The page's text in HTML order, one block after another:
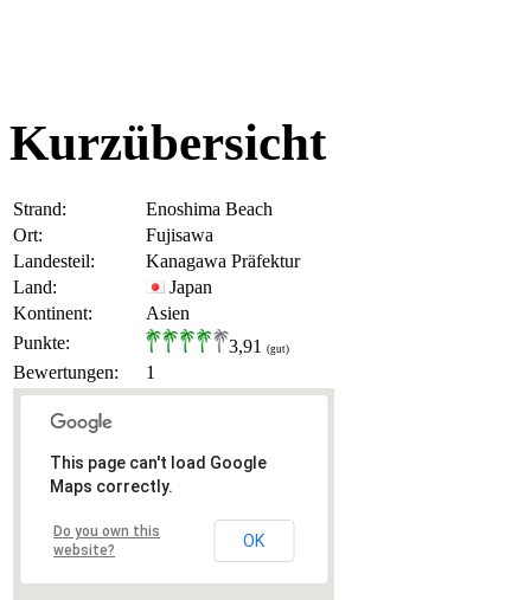
Kurzübersicht
Strand:
Enoshima Beach
Ort:
Fujisawa
Landesteil:
Kanagawa Präfektur
Land:
Japan
Kontinent:
Asien
Punkte:
3,91 (gut)
Bewertungen: 1
This page can't load Google
Maps correctly.
Do you own this
website?
OK